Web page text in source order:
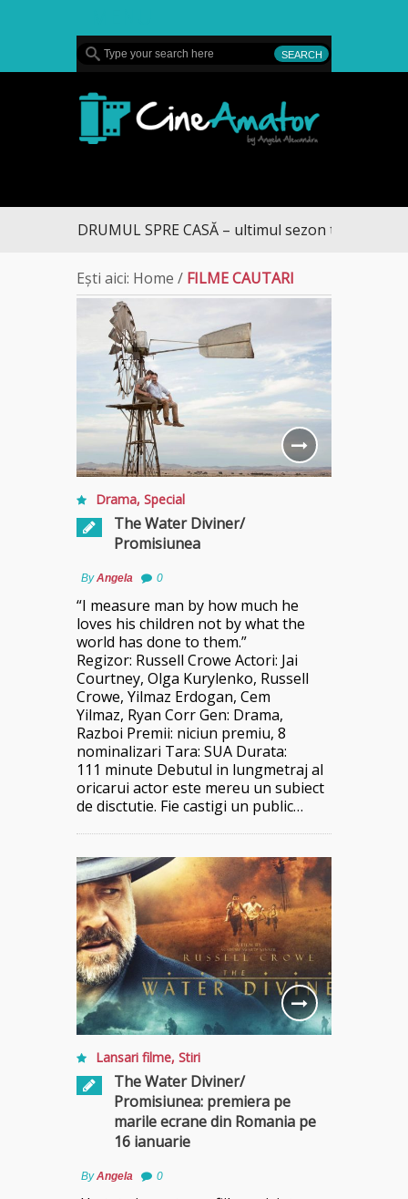
DRUMUL SPRE CASĂ – ultimul sezon te aduce la
Ești aici: Home / FILME CAUTARI
Drama, Special
The Water Diviner/
Promisiunea
ByAngela 0
“I measure man by how much he
loves his children not by what the
world has done to them.”
Regizor: Russell Crowe Actori: Jai
Courtney, Olga Kurylenko, Russell
Crowe, Yilmaz Erdogan, Cem
Yilmaz, Ryan Corr Gen: Drama,
Razboi Premii: niciun premiu, 8
nominalizari Tara: SUA Durata:
111 minute Debutul in lungmetraj al
oricarui actor este mereu un subiect
de disctutie. Fie castigi un public…
Lansari filme, Stiri
The Water Diviner/
Promisiunea: premiera pe
marile ecrane din Romania pe
16 ianuarie
ByAngela 0